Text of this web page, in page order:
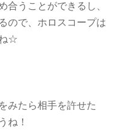
合うことができるし、
ので、ホロスコープは
☆
みたら相手を許せた
ね！